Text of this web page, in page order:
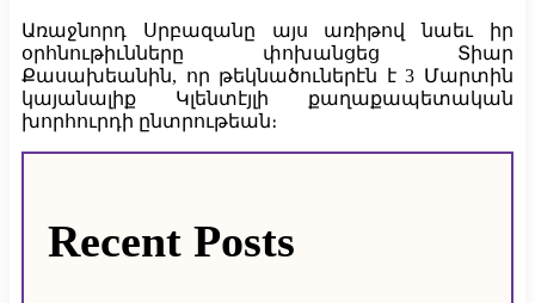
Առաջնորդ Սրբազանը այս առիթով նաեւ իր
օրհնութիւնները փոխանցեց Տիար
Քասախեանին, որ թեկնածուներէն է 3 Մարտին
կայանալիք Կլենտէյլի քաղաքապետական
խորհուրդի ընտրութեան։
Recent Posts